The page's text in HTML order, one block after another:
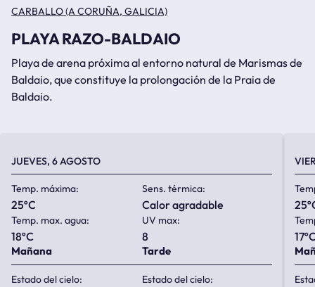
CARBALLO (A CORUÑA, GALICIA)
PLAYA RAZO-BALDAIO
Playa de arena próxima al entorno natural de Marismas de
Baldaio, que constituye la prolongación de la Praia de
Baldaio.
JUEVES, 6 AGOSTO
Temp. máxima:
25ºC
Sens. térmica:
calor agradable
Temp. max. agua:
18ºC
UV max:
8
Mañana
Estado del cielo:
Tarde
Estado del cielo: